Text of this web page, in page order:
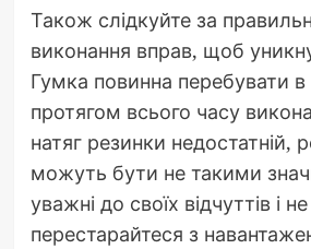
Також слідкуйте за
виконання вправ, щоб
Гумка повинна перебувати в
протягом всього часу
натяг резинки недостатній,
можуть бути не такими
уважні до своїх відчуттів і не
перестарайтеся з